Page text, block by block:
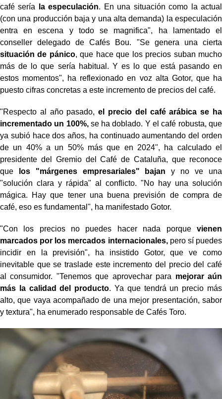
café sería
la especulación. En una situación como la actual
(con una producción baja y una alta demanda) la especulación
entra en escena y todo se magnifica", ha lamentado el
conseller delegado de Cafés Bou. "Se genera una cierta
situación de pánico, que hace que los precios suban mucho
más de lo que sería habitual. Y es lo que está pasando en
estos momentos", ha reflexionado en voz alta Gotor, que ha
puesto cifras concretas a este incremento de precios del café.
"Respecto al año pasado,el precio del café arábica se ha
incrementado un 100%, se ha doblado. Y el café robusta, que
ya subió hace dos años, ha continuado aumentando del orden
de un 40% a un 50% más que en 2024", ha calculado el
presidente del Gremio del Café de Cataluña, que reconoce
que
los "márgenes empresariales" bajan y no ve una
"solución clara y rápida" al conflicto. "No hay una solución
mágica. Hay que tener una buena previsión de compra de
café, eso es fundamental", ha manifestado Gotor.
"Con los precios no puedes hacer nada porque vienen
marcados por los mercados internacionales,pero sí puedes
incidir en la previsión", ha insistido Gotor, que ve como
inevitable que se traslade este incremento del precio del café
al consumidor. "Tenemos que aprovechar para mejorar aún
más la calidad del producto. Ya que tendrá un precio más
alto, que vaya acompañado de una mejor presentación, sabor
y textura", ha enumerado responsable de Cafés Toro.